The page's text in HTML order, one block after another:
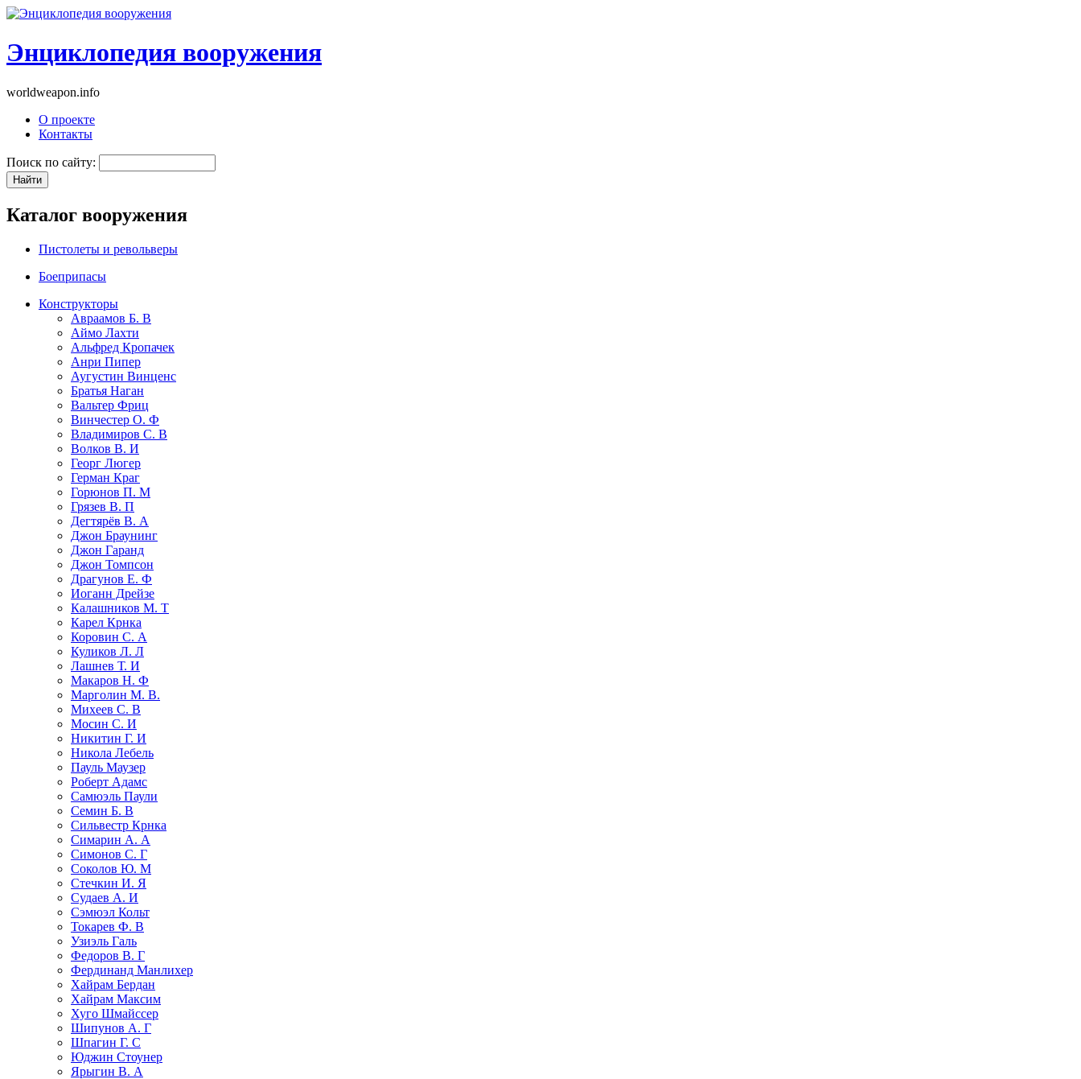
Энциклопедия вооружения
worldweapon.info
О проекте
Контакты
Поиск по сайту:
Каталог вооружения
Пистолеты и револьверы
Боеприпасы
Конструкторы
Авраамов Б. В
Аймо Лахти
Альфред Кропачек
Анри Пипер
Аугустин Винценс
Братья Наган
Вальтер Фриц
Винчестер О. Ф
Владимиров С. В
Волков В. И
Георг Люгер
Герман Краг
Горюнов П. М
Грязев В. П
Дегтярёв В. А
Джон Браунинг
Джон Гаранд
Джон Томпсон
Драгунов Е. Ф
Иоганн Дрейзе
Калашников М. Т
Карел Крнка
Коровин С. А
Куликов Л. Л
Лашнев Т. И
Макаров Н. Ф
Марголин М. В.
Михеев С. В
Мосин С. И
Никитин Г. И
Никола Лебель
Пауль Маузер
Роберт Адамс
Самюэль Паули
Семин Б. В
Сильвестр Крнка
Симарин А. А
Симонов С. Г
Соколов Ю. М
Стечкин И. Я
Судаев А. И
Сэмюэл Кольт
Токарев Ф. В
Узиэль Галь
Федоров В. Г
Фердинанд Манлихер
Хайрам Бердан
Хайрам Максим
Хуго Шмайссер
Шипунов А. Г
Шпагин Г. С
Юджин Стоунер
Ярыгин В. А